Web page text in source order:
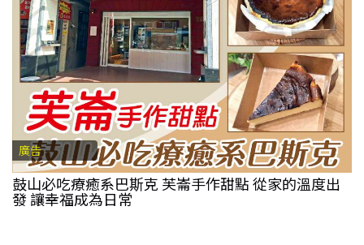
廣告
鼓山必吃療癒系巴斯克 芙崙手作甜點 從家的溫度出
發 讓幸福成為日常